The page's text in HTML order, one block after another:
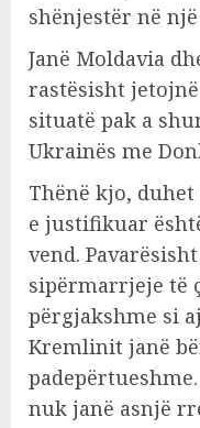
shënjestër në
Janë Moldavia
rastësisht
situatë pak a
Ukrainës me
Thënë kjo, duhet
e justifikuar
vend.
sipërmarrjeje të
përgjakshme si
Kremlinit janë
nuk janë asnjë